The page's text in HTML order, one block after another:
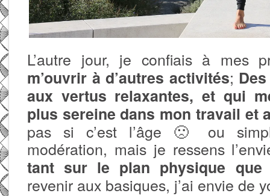
L’autre jour, je confiais à mes
m’ouvrir à d’autres activités;
aux vertus relaxantes, et qui
plus sereine dans mon travail et
pas si c’est l’âge 🙁 ou
modération, mais je ressens
tant sur le plan physique que
revenir aux basiques, j’ai envie de